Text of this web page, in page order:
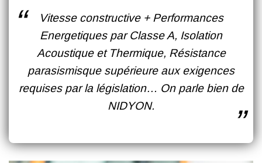
Vitesse constructive + Performances
Energetiques par Classe A, Isolation
Acoustique et Thermique, Résistance
parasismisque supérieure aux exigences
requises par la législation… On parle bien de
NIDYON.